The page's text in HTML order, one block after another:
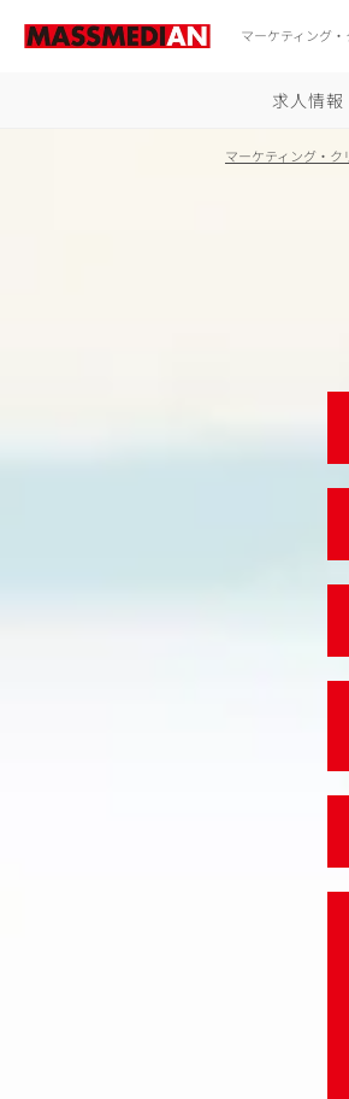
マーケティング
求人情報
マーケティング・ク